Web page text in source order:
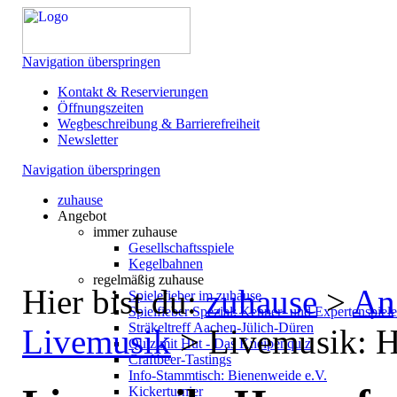
Navigation überspringen
Kontakt & Reservierungen
Öffnungszeiten
Wegbeschreibung & Barrierefreiheit
Newsletter
Navigation überspringen
zuhause
Angebot
immer zuhause
Gesellschaftsspiele
Kegelbahnen
regelmäßig zuhause
Spielefieber im zuhause
Spielfieber Spezial: Kenner- und
Sträkeltreff Aachen-Jülich-Düren
Quiz mit Hut - Das Kneipenquiz
Craftbeer-Tastings
Info-Stammtisch: Bienenweide e.V.
Kickerturnier
Hier bist du:zuhause>
Livemusik>Livemusik: